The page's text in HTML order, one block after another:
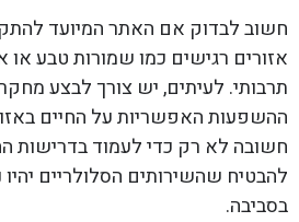
חשוב לבדוק אם האתר המיועד
אזורים רגישים כמו שמורות טבע או
תרבותי. לעיתים, יש צורך לבצע
ההשפעות האפשריות על החיים
חשובה לא רק כדי לעמוד בדרישות
להבטיח שהשירותים הסלולריים יהיו
בסביבה.